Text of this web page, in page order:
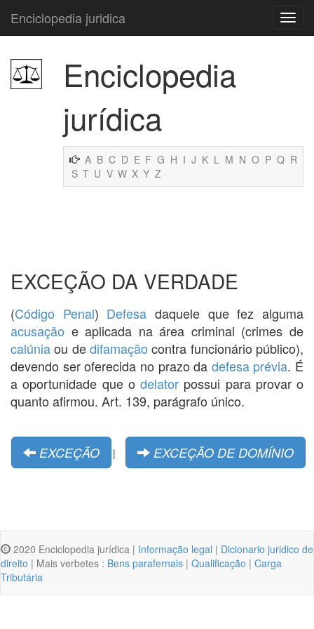
Enciclopedia juridica
Enciclopedia
jurídica
A B C D E F G H I J K L M N O P Q R
S T U V W X Y Z
EXCEÇÃO DA VERDADE
(Código Penal) Defesa daquele que fez alguma
acusação e aplicada na área criminal (crimes de
calúniaou dedifamação contra funcionário público),
devendo ser oferecida no prazo da defesa prévia. É
a oportunidade que o delator possui para provar o
quanto afirmou. Art. 139, parágrafo único.
EXCEÇÃO | EXCEÇÃO DE DOMÍNIO
2020 Enciclopedia jurídica | Informação legal | Dicionario juridico de
direito | Mais verbetes : Bens parafernais | Qualificação | Carga
Tributária